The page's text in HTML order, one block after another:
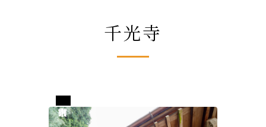
大学コラボプロジェクト
いろり端
千光寺